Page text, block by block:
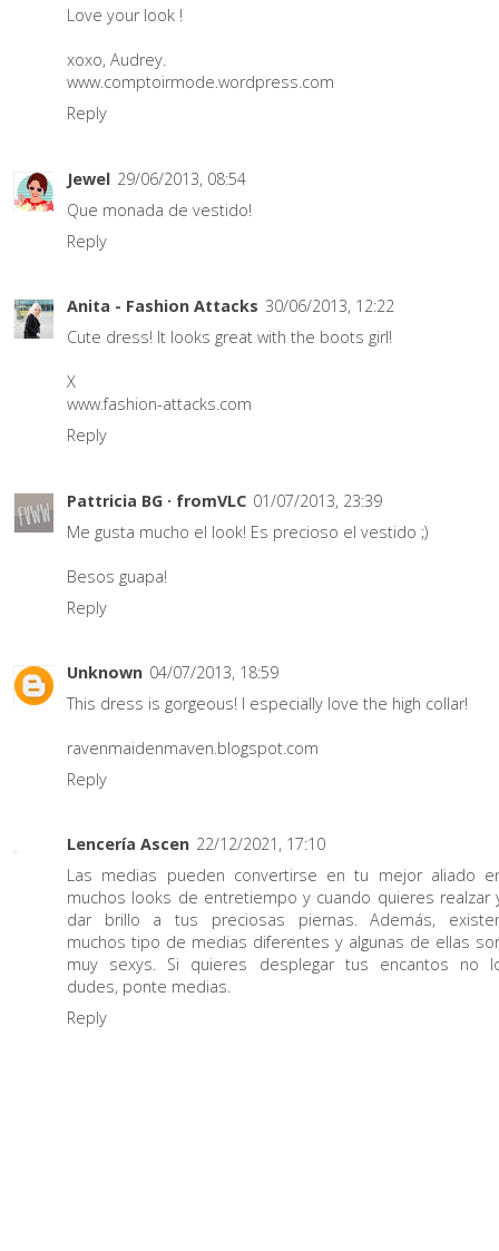
Love your look !
xoxo, Audrey.
www.comptoirmode.wordpress.com
Reply
Jewel 29/06/2013, 08:54
Que monada de vestido!
Reply
Anita - Fashion Attacks 30/06/2013, 12:22
Cute dress! It looks great with the boots girl!
X
www.fashion-attacks.com
Reply
Pattricia BG · fromVLC 01/07/2013, 23:39
Me gusta mucho el look! Es precioso el vestido ;)
Besos guapa!
Reply
Unknown 04/07/2013, 18:59
This dress is gorgeous! I especially love the high collar!
ravenmaidenmaven.blogspot.com
Reply
Lencería Ascen 22/12/2021, 17:10
Las medias pueden convertirse en tu mejor aliado
muchos looks de entretiempo y cuando quieres realzar
dar brillo a tus preciosas piernas. Además,
muchos tipo de medias diferentes y algunas de ellas
muy sexys. Si quieres desplegar tus encantos no
dudes, ponte medias.
Reply